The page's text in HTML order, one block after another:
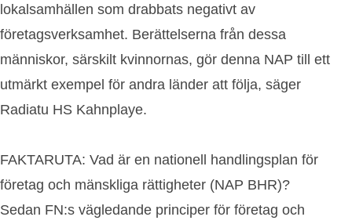
lokalsamhällen som drabbats negativt av
företagsverksamhet. Berättelserna från dessa
människor, särskilt kvinnornas, gör denna NAP till ett
utmärkt exempel för andra länder att följa, säger
Radiatu HS Kahnplaye.
FAKTARUTA: Vad är en nationell handlingsplan för
företag och mänskliga rättigheter (NAP BHR)?
Sedan FN:s vägledande principer för företag och